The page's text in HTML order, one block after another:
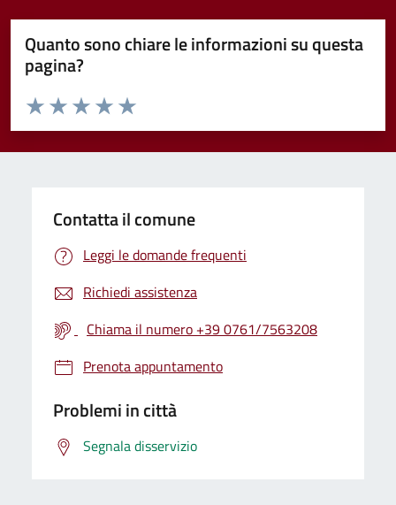
Quanto sono chiare le informazioni su questa
pagina?
Valuta da 1 a 5 stelle la pagina
Valuta 5 stelle su 5
Valuta 4 stelle su 5
Valuta 3 stelle su 5
Valuta 2 stelle su 5
Valuta 1 stelle su 5
Contatta il comune
Leggi le domande frequenti
Richiedi assistenza
Chiama il numero +39 0761/7563208
Prenota appuntamento
Problemi in città
Segnala disservizio